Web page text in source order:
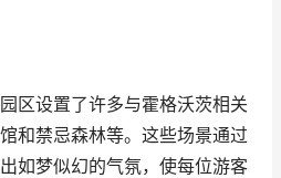
区设置了许多与霍格沃茨相关
和禁忌森林等。这些场景通过
如梦似幻的气氛，使每位游客